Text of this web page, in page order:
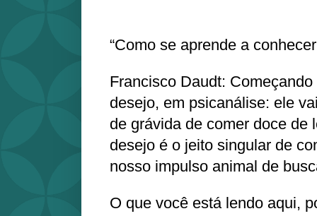
“Como se aprende a
Francisco Daudt:
desejo, em psicanálise: ele
de grávida de comer doce de
desejo é o jeito singular de
nosso impulso animal de
O que você está lendo aqui,